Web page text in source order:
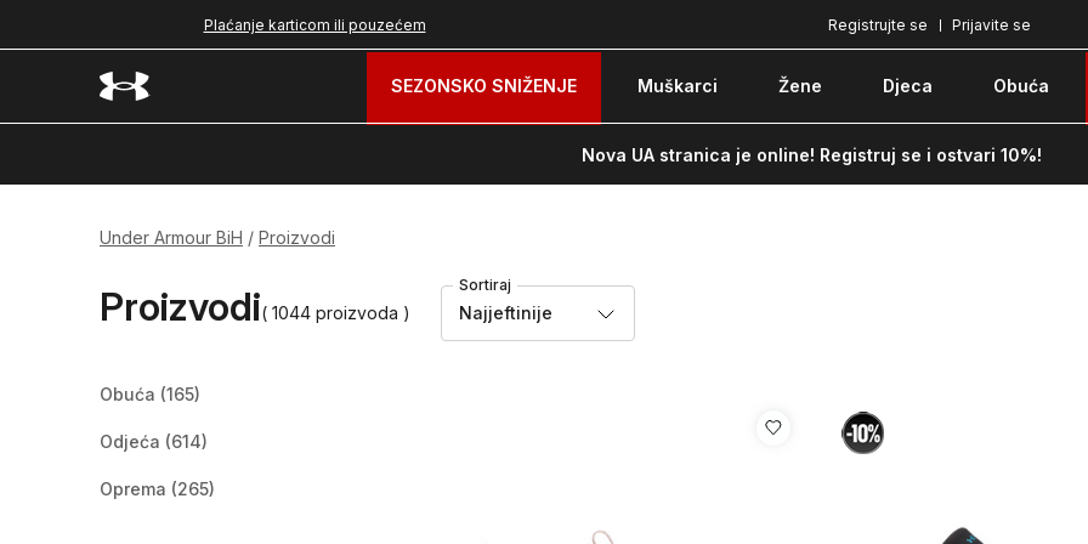
Plaćanje karticom ili pouzećem Pozovite nas na: 051/490-130 Besplatna
Prijavite se
Registrujte se
SEZONSKO SNIŽENJE Muškarci Žene Djeca Obuća
Nova UA stranica je online! Registruj se i ostvari 10%!
Under Armour BiH Proizvodi
Proizvodi( 1044 proizvoda )
Sortiraj
Najjeftinije
Obuća (165)
Odjeća (614)
Oprema (265)